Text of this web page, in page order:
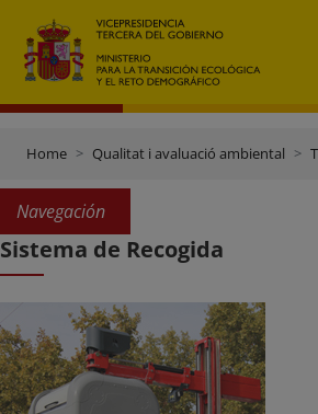
Home Qualitat i avaluació ambiental
Navegación
Sistema de Recogida